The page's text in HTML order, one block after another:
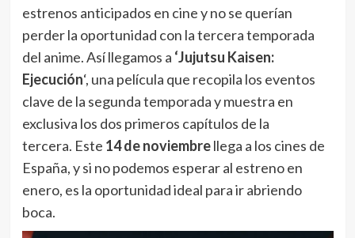
estrenos anticipados en cine y no se querían
perder la oportunidad con la tercera temporada
del anime. Así llegamos a ‘Jujutsu Kaisen:
Ejecución‘, una película que recopila los eventos
clave de la segunda temporada y muestra en
exclusiva los dos primeros capítulos de la
tercera. Este 14 de noviembrellega a los cines de
España, y si no podemos esperar al estreno en
enero, es la oportunidad ideal para ir abriendo
boca.